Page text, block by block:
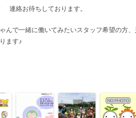
連絡お待ちしております。
んで一緒に働いてみたいスタッフ希望の方
ます♪